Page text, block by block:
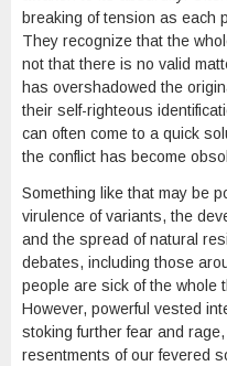
breaking of tension as each
They recognize that the
not that there is no valid
has overshadowed the
their self-righteous
can often come to a quick
the conflict has become
Something like that may be
virulence of variants, the
and the spread of natural
debates, including those
people are sick of the whole
However, powerful vested
stoking further fear and
resentments of our fevered